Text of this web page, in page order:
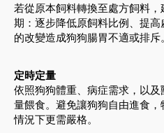
若從原本飼料轉換至處方飼料
期：逐步降低原飼料比例、提
的改變造成狗狗腸胃不適或排斥
定時定量
依照狗狗體重、病症需求，以
量餵食。避免讓狗狗自由進食
情況下更需嚴格。